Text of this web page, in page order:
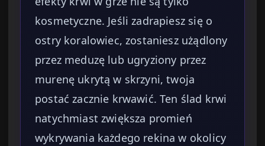
kosmetyczne. Jeśli zadrapiesz się o
ostry koralowiec, zostaniesz użądlony
przez meduzę lub ugryziony przez
murenę ukrytą w skrzyni, twoja
postać zacznie krwawić. Ten ślad krwi
natychmiast zwiększa promień
wykrywania każdego rekina w okolicy